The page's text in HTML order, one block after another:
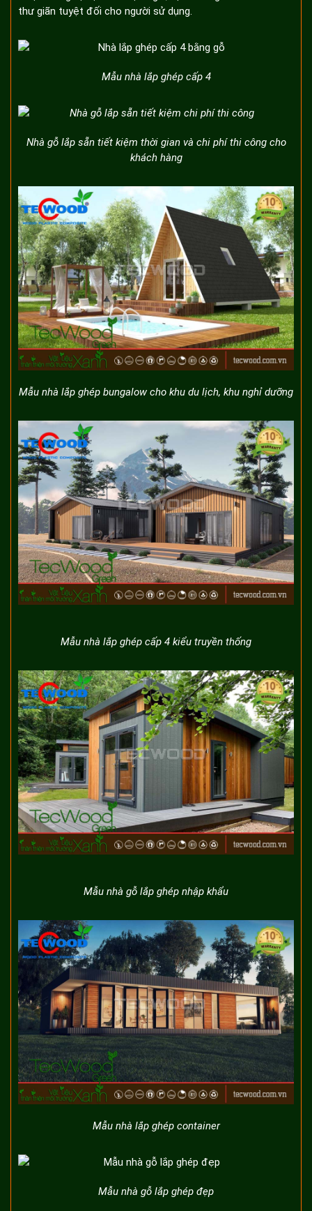
thư giãn tuyệt đối cho người sử dụng.
Mẫu nhà lắp ghép cấp 4
Nhà gỗ lắp sẵn tiết kiệm thời gian và chi phí thi công cho
khách hàng
Mẫu nhà lắp ghép bungalow cho khu du lịch, khu nghỉ dưỡng
Mẫu nhà lắp ghép cấp 4 kiểu truyền thống
Mẫu nhà gỗ lắp ghép nhập khẩu
Mẫu nhà lắp ghép container
Mẫu nhà gỗ lắp ghép đẹp